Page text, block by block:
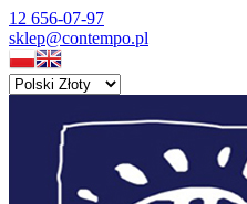
12 656-07-97
sklep@contempo.pl